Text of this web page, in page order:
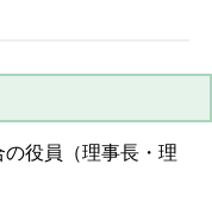
役員（理事長・理